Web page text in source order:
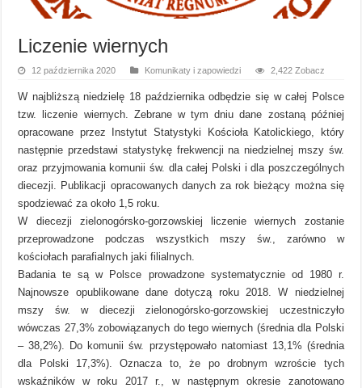
Liczenie wiernych
12 października 2020 Komunikaty i zapowiedzi 2,422 Zobacz
W najbliższą niedzielę 18 października odbędzie się w całej Polsce
tzw. liczenie wiernych. Zebrane w tym dniu dane zostaną później
opracowane przez Instytut Statystyki Kościoła Katolickiego, który
następnie przedstawi statystykę frekwencji na niedzielnej mszy św.
oraz przyjmowania komunii św. dla całej Polski i dla poszczególnych
diecezji. Publikacji opracowanych danych za rok bieżący można się
spodziewać za około 1,5 roku.
W diecezji zielonogórsko-gorzowskiej liczenie wiernych zostanie
przeprowadzone podczas wszystkich mszy św., zarówno w
kościołach parafialnych jaki filialnych.
Badania te są w Polsce prowadzone systematycznie od 1980 r.
Najnowsze opublikowane dane dotyczą roku 2018. W niedzielnej
mszy św. w diecezji zielonogórsko-gorzowskiej uczestniczyło
wówczas 27,3% zobowiązanych do tego wiernych (średnia dla Polski
– 38,2%). Do komunii św. przystępowało natomiast 13,1% (średnia
dla Polski 17,3%). Oznacza to, że po drobnym wzroście tych
wskaźników w roku 2017 r., w następnym okresie zanotowano